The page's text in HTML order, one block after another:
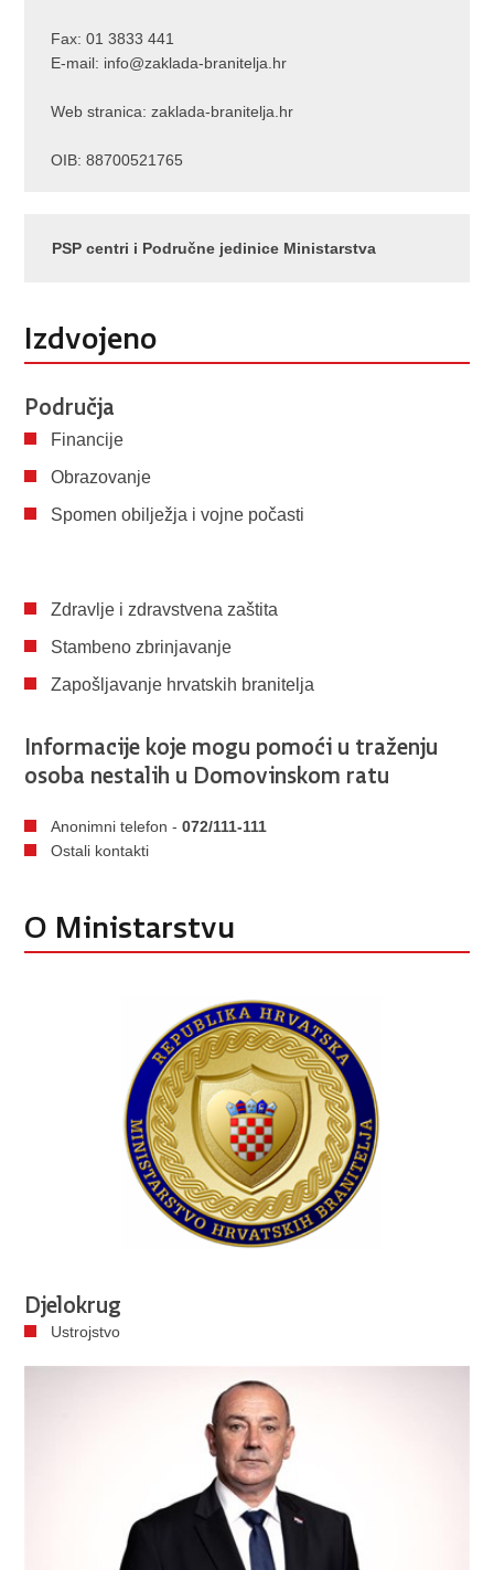
Fax: 01 3833 441
E-mail: info@zaklada-branitelja.hr
Web stranica:zaklada-branitelja.hr
OIB: 88700521765
PSP centri i Područne jedinice Ministarstva
Izdvojeno
Područja
Financije
Obrazovanje
Spomen obilježja i vojne počasti
Zdravlje i zdravstvena zaštita
Stambeno zbrinjavanje
Zapošljavanje hrvatskih branitelja
Informacije koje mogu pomoći u traženju
osoba nestalih u Domovinskom ratu
Anonimni telefon -072/111-111
Ostali kontakti
O Ministarstvu
Djelokrug
Ustrojstvo